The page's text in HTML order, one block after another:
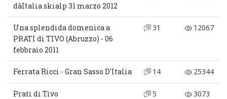
dâItalia skialp 31 marzo 2012
Una splendida domenica a
PRATI di TIVO (Abruzzo) - 06
febbraio 2011
31 12067
Ferrata Ricci - Gran Sasso D'Italia 14 25344
Prati di Tivo 5 3073